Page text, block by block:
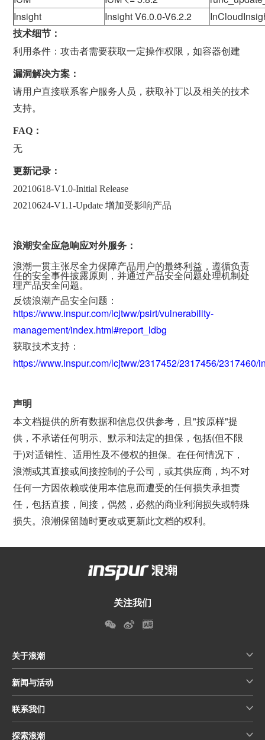
Insight
Insight V6.0.0-V6.2.2
技术细节：
利用条件：攻击者需要获取一定操作权限，如容器创建
漏洞解决方案：
请用户直接联系客户服务人员，获取补丁以及相关的技术
支持。
FAQ：
无
更新记录：
20210618-V1.0-Initial Release
20210624-V1.1-Update 增加受影响产品
浪潮安全应急响应对外服务：
浪潮一贯主张尽全力保障产品用户的最终利益，遵循负责
任的安全事件披露原则，并通过产品安全问题处理机制处
理产品安全问题。
反馈浪潮产品安全问题：
https://www.inspur.com/lcjtww/psirt/vulnerability-
management/index.html#report_ldbg
获取技术支持：
https://www.inspur.com/lcjtww/2317452/2317456/2317460/
声明
本文档提供的所有数据和信息仅供参考，且"按原样"提
供，不承诺任何明示、默示和法定的担保，包括(但不限
于)对适销性、适用性及不侵权的担保。在任何情况下，
浪潮或其直接或间接控制的子公司，或其供应商，均不对
任何一方因依赖或使用本信息而遭受的任何损失承担责
任，包括直接，间接，偶然，必然的商业利润损失或特殊
损失。浪潮保留随时更改或更新此文档的权利。
关注我们
关于浪潮
新闻与活动
联系我们
探索浪潮